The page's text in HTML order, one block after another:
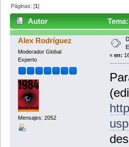
Páginas: [1]
Autor
Alex Rodríguez
Moderador Global
Experto
Mensajes: 2052
« en: